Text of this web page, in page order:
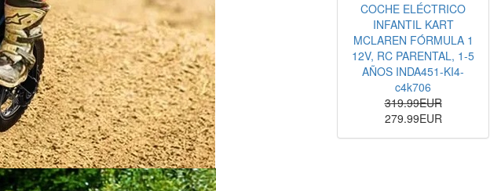
COCHE ELÉCTRICO
INFANTIL KART
MCLAREN FÓRMULA 1
12V, RC PARENTAL, 1-5
AÑOS INDA451-KI4-
c4k706
319.99EUR
279.99EUR